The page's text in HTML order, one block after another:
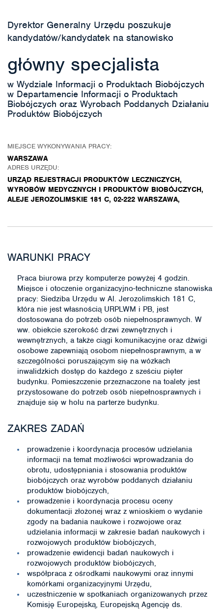
Dyrektor Generalny Urzędu poszukuje
kandydatów/kandydatek na stanowisko
główny specjalista
w Wydziale Informacji o Produktach Biobójczych
w Departamencie Informacji o Produktach
Biobójczych oraz Wyrobach Poddanych Działaniu
Produktów Biobójczych
MIEJSCE WYKONYWANIA PRACY:
WARSZAWA
ADRES URZĘDU:
URZĄD REJESTRACJI PRODUKTÓW LECZNICZYCH,
WYROBÓW MEDYCZNYCH I PRODUKTÓW BIOBÓJCZYCH,
ALEJE JEROZOLIMSKIE 181 C, 02-222 WARSZAWA,
WARUNKI PRACY
Praca biurowa przy komputerze powyżej 4 godzin.
Miejsce i otoczenie organizacyjno-techniczne stanowiska
pracy: Siedziba Urzędu w Al. Jerozolimskich 181 C,
która nie jest własnością URPLWM i PB, jest
dostosowana do potrzeb osób niepełnosprawnych. W
ww. obiekcie szerokość drzwi zewnętrznych i
wewnętrznych, a także ciągi komunikacyjne oraz dźwigi
osobowe zapewniają osobom niepełnosprawnym, a w
szczególności poruszającym się na wózkach
inwalidzkich dostęp do każdego z sześciu pięter
budynku. Pomieszczenie przeznaczone na toalety jest
przystosowane do potrzeb osób niepełnosprawnych i
znajduje się w holu na parterze budynku.
ZAKRES ZADAŃ
prowadzenie i koordynacja procesów udzielania
informacji na temat możliwości wprowadzania do
obrotu, udostępniania i stosowania produktów
biobójczych oraz wyrobów poddanych działaniu
produktów biobójczych,
prowadzenie i koordynacja procesu oceny
dokumentacji złożonej wraz z wnioskiem o wydanie
zgody na badania naukowe i rozwojowe oraz
udzielania informacji w zakresie badań naukowych i
rozwojowych produktów biobójczych,
prowadzenie ewidencji badań naukowych i
rozwojowych produktów biobójczych,
współpraca z ośrodkami naukowymi oraz innymi
komórkami organizacyjnymi Urzędu,
uczestniczenie w spotkaniach organizowanych przez
Komisję Europejską, Europejską Agencję ds.